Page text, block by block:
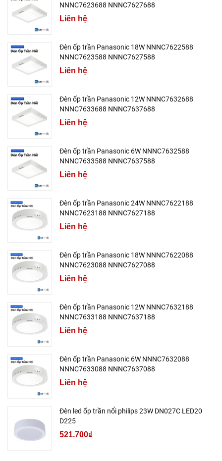
NNNC7623688 NNNC7627688
Liên hệ
Đèn ốp trần Panasonic 18W NNNC7622588
NNNC7623588 NNNC7627588
Liên hệ
Đèn ốp trần Panasonic 12W NNNC7632688
NNNC7633688 NNNC7637688
Liên hệ
Đèn ốp trần Panasonic 6W NNNC7632588
NNNC7633588 NNNC7637588
Liên hệ
Đèn ốp trần Panasonic 24W NNNC7622188
NNNC7623188 NNNC7627188
Liên hệ
Đèn ốp trần Panasonic 18W NNNC7622088
NNNC7623088 NNNC7627088
Liên hệ
Đèn ốp trần Panasonic 12W NNNC7632188
NNNC7633188 NNNC7637188
Liên hệ
Đèn ốp trần Panasonic 6W NNNC7632088
NNNC7633088 NNNC7637088
Liên hệ
Đèn led ốp trần nổi philips 23W DN027C LED20
D225
521.700₫